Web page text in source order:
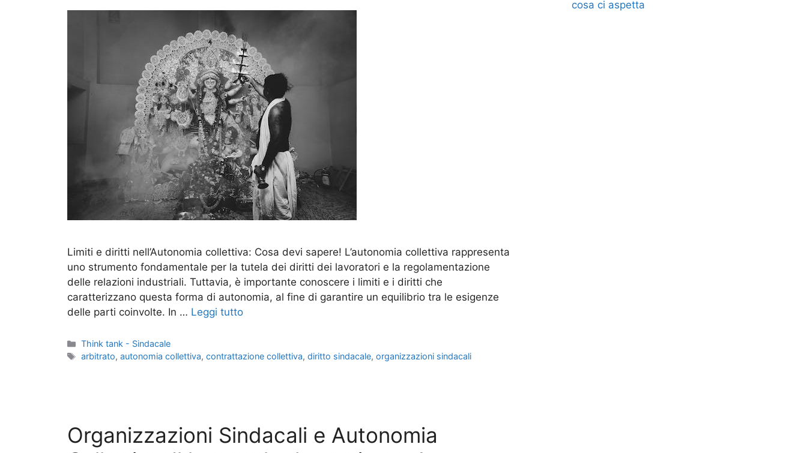
Limiti e diritti nell’Autonomia collettiva: Cosa devi sapere! L’autonomia collettiva rappresenta
uno strumento fondamentale per la tutela dei diritti dei lavoratori e la regolamentazione
delle relazioni industriali. Tuttavia, è importante conoscere i limiti e i diritti che
caratterizzano questa forma di autonomia, al fine di garantire un equilibrio tra le esigenze
delle parti coinvolte. In … Leggi tutto
Categorie
Think tank - Sindacale
Tag
arbitrato,autonomia collettiva,contrattazione collettiva,diritto sindacale,organizzazioni sindacali
Organizzazioni Sindacali e Autonomia
cosa ci aspetta